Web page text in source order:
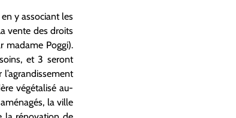
y associant les
vente des droits
madame Poggi).
et 3 seront
végétalisé au-
la ville